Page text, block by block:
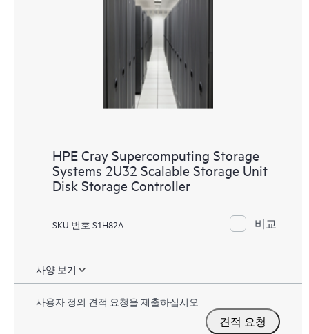
HPE Cray Supercomputing Storage
Systems 2U32 Scalable Storage Unit
Disk Storage Controller
SKU 번호 S1H82A 비교
사양 보기
사용자 정의 견적 요청을 제출하십시오
견적 요청